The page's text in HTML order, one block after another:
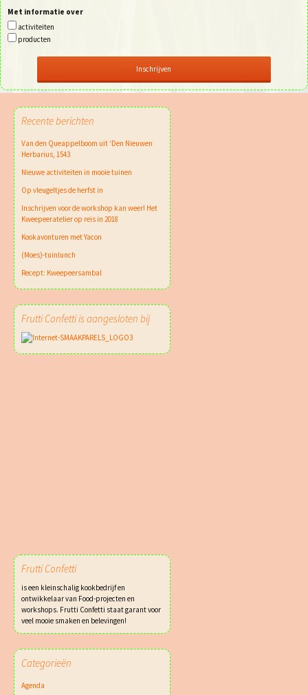
Met informatie over
activiteiten
producten
Recente berichten
Van den Queappelboom uit ‘Den Nieuwen
Herbarius, 1543
Nieuwe activiteiten in mooie tuinen
Op vleugeltjes de herfst in
Inschrijven voor de workshop kan weer! Het
Kweepeeratelier op reis in 2018
Kookavonturen met Yacon
(Moes)-tuinlunch
Recept: Kweepeersambal
Frutti Confetti is aangesloten bij
Frutti Confetti
is een kleinschalig kookbedrijf en
ontwikkelaar van Food-projecten en
workshops. Frutti Confetti staat garant voor
veel mooie smaken en belevingen!
Categorieën
Agenda